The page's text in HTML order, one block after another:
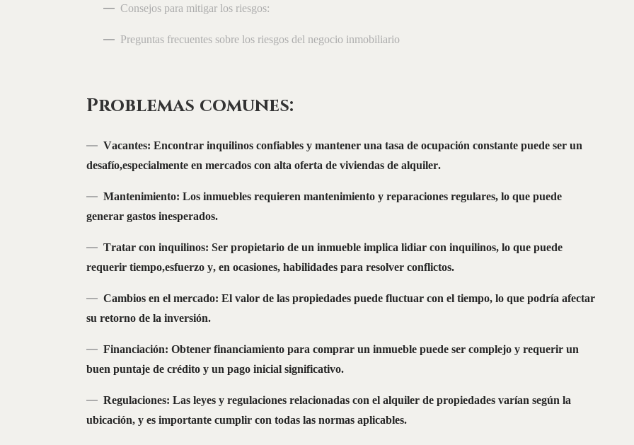
16 FEB 2026 ♗ LATAM
♘ TRUST AND CONVERSIÓN
Principales
Consejos para mitigar los riesgos:
Preguntas frecuentes sobre los riesgos del negocio inmobiliario
Problemas comunes:
Vacantes: Encontrar inquilinos confiables y mantener una tasa de ocupación constante puede ser un
desafío,especialmente en mercados con alta oferta de viviendas de alquiler.
Mantenimiento: Los inmuebles requieren mantenimiento y reparaciones regulares, lo que puede
generar gastos inesperados.
Tratar con inquilinos: Ser propietario de un inmueble implica lidiar con inquilinos, lo que puede
requerir tiempo,esfuerzo y, en ocasiones, habilidades para resolver conflictos.
Cambios en el mercado: El valor de las propiedades puede fluctuar con el tiempo, lo que podría afectar
su retorno de la inversión.
Financiación: Obtener financiamiento para comprar un inmueble puede ser complejo y requerir un
buen puntaje de crédito y un pago inicial significativo.
Regulaciones: Las leyes y regulaciones relacionadas con el alquiler de propiedades varían según la
ubicación, y es importante cumplir con todas las normas aplicables.